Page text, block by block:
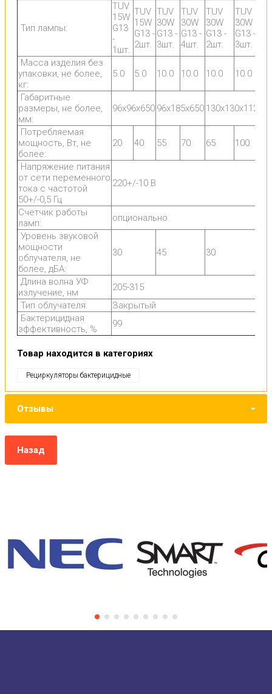
Тип лампы:
TUV
15W
G13
-
1шт.
TUV
15W
G13 -
2шт.
TUV
30W
G13 -
3шт.
TUV
30W
G13 -
4шт.
TUV
30W
G13 -
2шт.
TUV
30W
G13 -
3шт.
Масса изделия без
упаковки, не более,
кг:
5.0 5.0 10.0 10.0 10.0 10.0
Габаритные
размеры, не более,
мм:
96х96х650 96х185х650 130х130х1120
Потребляемая
мощность, Вт, не
более:
20 40 55 70 65 100
Напряжение питания
от сети переменного
тока с частотой
50+/-0,5 Гц
220+/-10 В
Счетчик работы
ламп:
опционально
Уровень звуковой
мощности
облучателя, не
более, дБА:
30 45 30
Длина волна УФ
излучение, нм
205-315
Тип облучателя:
Закрытый
Бактерицидная
эффективность, %
99
Товар находится в категориях
Рециркуляторы бактерицидные
Отзывы
Назад